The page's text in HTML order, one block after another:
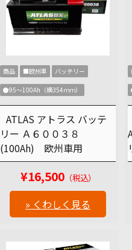
商品 ■欧州車 バッテリー
●95～100Ah（横354ｍｍ）
ATLAS アトラス バッテ
リー Ａ６００３８
(100Ah) 欧州車用
¥16,500（税込）
» くわしく見る